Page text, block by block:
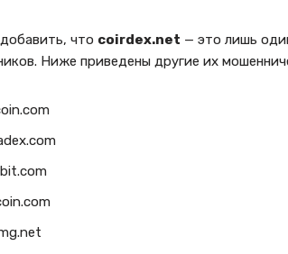
что coirdex.net — это лишь
Ниже приведены другие их